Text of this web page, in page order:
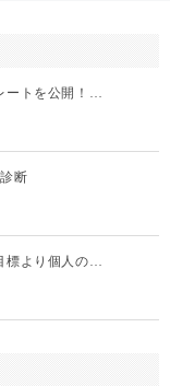
ートを公開！…
断
標より個人の…